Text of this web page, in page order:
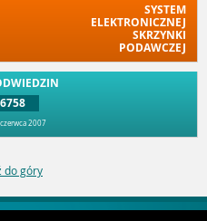
SYSTEM
ELEKTRONICZNEJ
SKRZYNKI
PODAWCZEJ
2007
do góry